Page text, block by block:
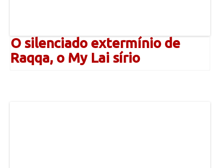
O silenciado extermínio de
Raqqa, o My Lai sírio